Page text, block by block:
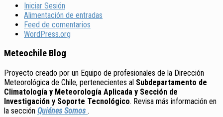
Iniciar Sesión
Alimentación de entradas
Feed de comentarios
WordPress.org
Meteochile Blog
Proyecto creado por un Equipo de profesionales de la Dirección
Meteorológica de Chile, pertenecientes al Subdepartamento de
Climatología y Meteorología Aplicada y Sección de
Investigación y Soporte Tecnológico. Revisa más información en
la sección Quiénes Somos .